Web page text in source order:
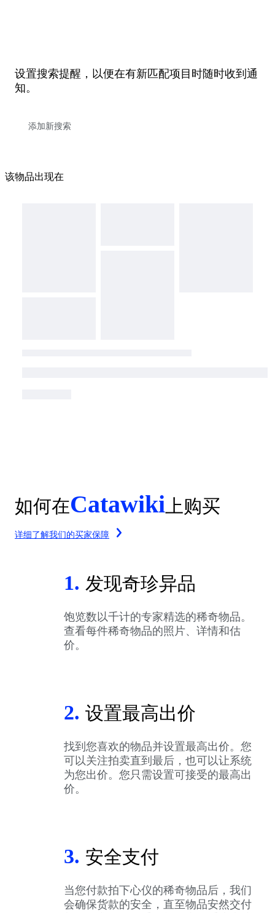
设置搜索提醒，以便在有新匹配项目时随时收到通
知。
该物品出现在
如何在Catawiki 上购买
详细了解我们的买家保障
1. 发现奇珍异品
饱览数以千计的专家精选的稀奇物品。
查看每件稀奇物品的照片、详情和估
价。
2. 设置最高出价
找到您喜欢的物品并设置最高出价。您
可以关注拍卖直到最后，也可以让系统
为您出价。您只需设置可接受的最高出
价。
3. 安全支付
当您付款拍下心仪的稀奇物品后，我们
会确保货款的安全，直至物品安然交付